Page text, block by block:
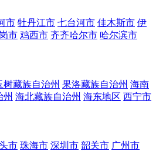
市 牡丹江市 七台河市 佳木斯市 伊
市 鸡西市 齐齐哈尔市 哈尔滨市
树藏族自治州 果洛藏族自治州 海南
州 海北藏族自治州 海东地区 西宁市
市 珠海市 深圳市 韶关市 广州市